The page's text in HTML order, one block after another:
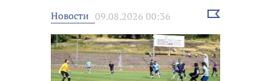
Новости 09.08.2026 00:36
Выбрать